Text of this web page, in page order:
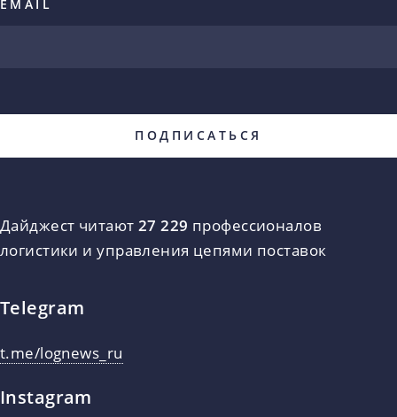
EMAIL
Дайджест читают 27 229 профессионалов
логистики и управления цепями поставок
Telegram
t.me/lognews_ru
Instagram